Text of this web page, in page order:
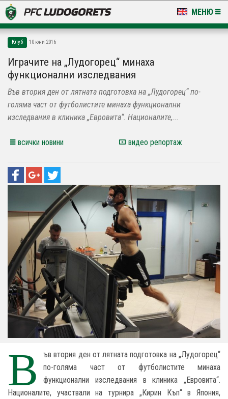
МЕНЮ
LUDOGORETS TV
НА ТЕРЕНА
СТАДИОН & БАЗИ
Клуб 10 юни 2016
Играчите на „Лудогорец“ минаха
функционални изследвания
Във втория ден от лятната подготовка на „Лудогорец“ по-
голяма част от футболистите минаха функционални
изследвания в клиника „Евровита“. Националите,...
всички новини видео репортаж
В
ъв втория ден от лятната подготовка на „Лудогорец“
по-голяма част от футболистите минаха
функционални изследвания в клиника „Евровита“.
Националите, участвали на турнира „Кирин Къп“ в Япония,